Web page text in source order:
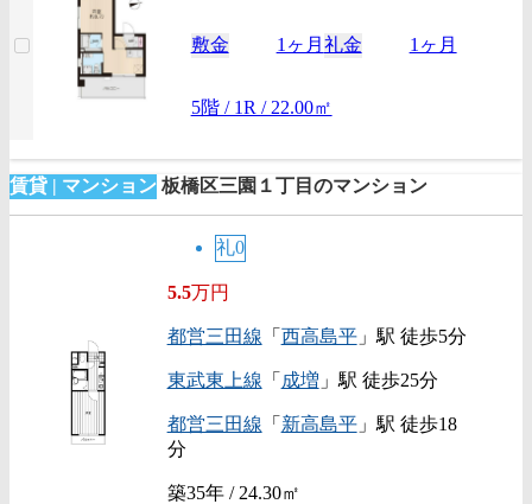
敷金 1ヶ月 礼金 1ヶ月
5階 / 1R / 22.00㎡
賃貸 | マンション 板橋区三園１丁目のマンション
礼0
5.5万円
都営三田線 「 西高島平」駅 徒歩5分
東武東上線 「 成増 」駅 徒歩25分
都営三田線 「 新高島平」駅 徒歩18
分
築35年 / 24.30㎡